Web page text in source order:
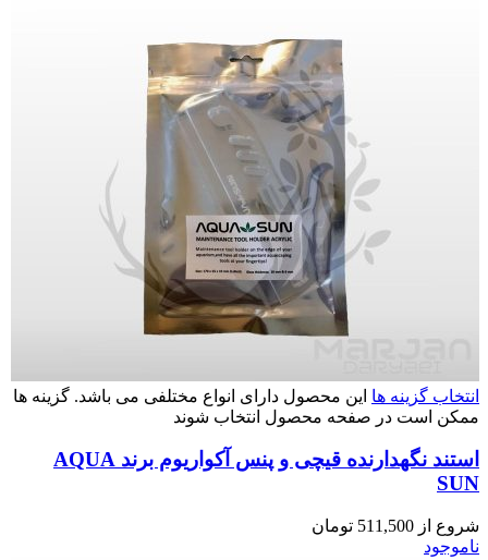
انتخاب گزینه ها این محصول دارای انواع مختلفی می باشد. گزینه ها
ممکن است در صفحه محصول انتخاب شوند
استند نگهدارنده قیچی و پنس آکواریوم برند AQUA
SUN
شروع از 511,500 تومان
ناموجود